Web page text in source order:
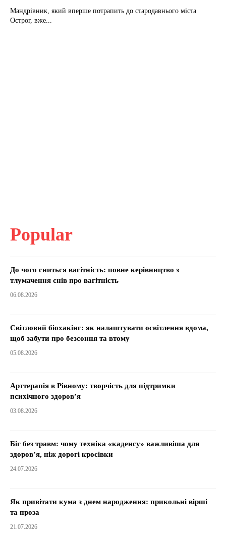
Мандрівник, який вперше потрапить до стародавнього міста
Острог, вже...
Popular
До чого сниться вагітність: повне керівництво з
тлумачення снів про вагітність
06.08.2026
Світловий біохакінг: як налаштувати освітлення вдома,
щоб забути про безсоння та втому
05.08.2026
Арттерапія в Рівному: творчість для підтримки
психічного здоров’я
03.08.2026
Біг без травм: чому техніка «каденсу» важливіша для
здоров’я, ніж дорогі кросівки
24.07.2026
Як привітати кума з днем народження: прикольні вірші
та проза
21.07.2026